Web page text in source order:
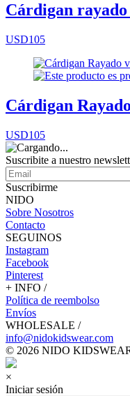
Cárdigan
USD105
Cárdigan
USD105
Suscribite a nuestro
Suscribirme
NIDO
Sobre Nosotros
Contacto
SEGUINOS
Instagram
Facebook
Pinterest
+ INFO /
Política de reembolso
Envíos
WHOLESALE /
info@nidokidswear.com
© 2026 NIDO
×
Iniciar sesión